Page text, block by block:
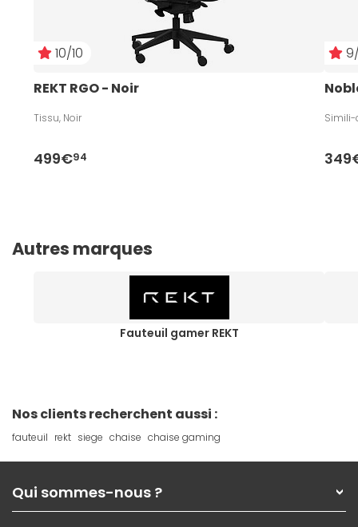
10/10
REKT RGO - Noir
Tissu, Noir
499€94
Simili-
Autres marques
Fauteuil gamer REKT
Nos clients recherchent aussi :
fauteuil rekt siege chaise chaise gaming
Qui sommes-nous ?